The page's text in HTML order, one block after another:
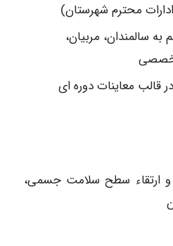
محترم شهرستان)
سالمندان، مربیان،
تخصصی
مراقبت اوليه سالمندان در قالب معاینات دوره ‎ای
ارتقاء سطح سلامت جسمی،